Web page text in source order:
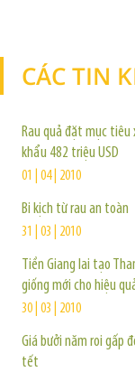
CÁC TIN
Rau quả đặt mục tiêu
khẩu 482 triệu USD
01 | 04 | 2010
Bi kịch từ rau an toàn
31 | 03 | 2010
Tiền Giang lai tạo
giống mới cho hiệu
30 | 03 | 2010
Giá bưởi năm roi gấp
tết